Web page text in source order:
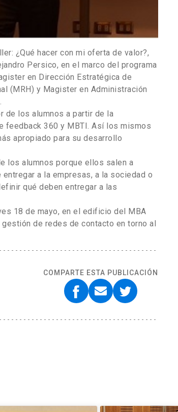
¿Qué hacer con mi oferta de valor?,
Persico, en el marco del programa
en Dirección Estratégica de
(MRH) y Magister en Administración
de los alumnos a partir de la
feedback 360 y MBTI. Así los mismos
apropiado para su desarrollo
los alumnos porque ellos salen a
a la empresas, a la sociedad o
qué deben entregar a las
18 de mayo, en el edificio del MBA
de redes de contacto en torno al
COMPARTE ESTA PUBLICACIÓN